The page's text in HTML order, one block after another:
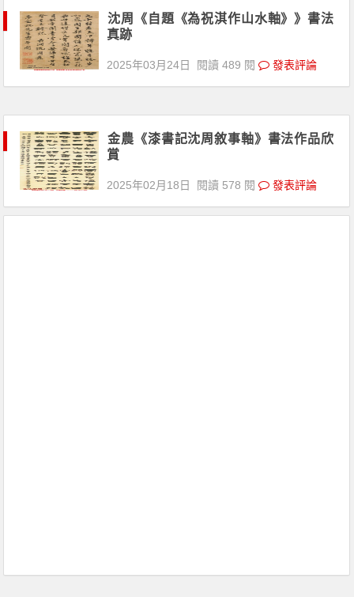
沈周《自題《為祝淇作山水軸》》書法
真跡
2025年03月24日 閱讀 489 閱 發表評論
金農《漆書記沈周敘事軸》書法作品欣
賞
2025年02月18日 閱讀 578 閱 發表評論